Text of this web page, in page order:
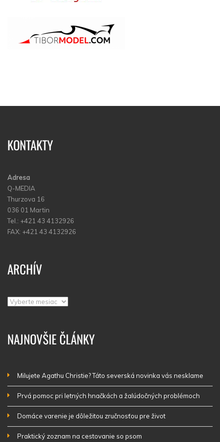
KONTAKTY
Adresa
Q-MEDIA
Thurzova 16
036 01 Martin
Tel.: +421 43 4132926
FAX: +421 43 4132926
ARCHÍV
Archív
NAJNOVŠIE ČLÁNKY
Milujete Agathu Christie? Táto severská novinka vás nesklame
Prvá pomoc pri letných hnačkách a žalúdočných problémoch
Domáce varenie je dôležitou zručnosťou pre život
Praktický zoznam na cestovanie so psom